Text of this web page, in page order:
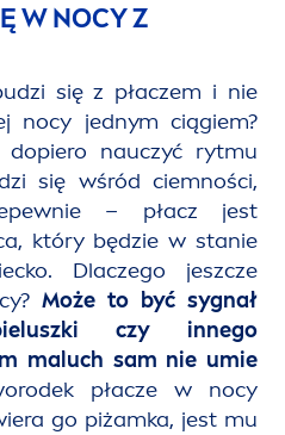
W NOCY Z
się z płaczem i nie
nocy jednym ciągiem?
nauczyć rytmu
się wśród ciemności,
– płacz jest
który będzie w stanie
Dlaczego jeszcze
Może to być sygnał
czy innego
maluch sam nie umie
płacze w nocy
go piżamka, jest mu